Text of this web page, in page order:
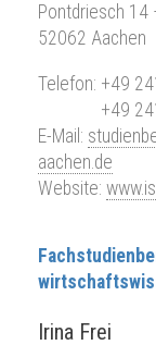
Pontdriesch 14
52062 Aachen
Telefon: +49
+49
E-Mail:
aachen.de
Website:
Irina Frei